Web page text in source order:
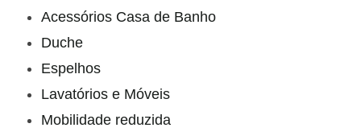
Acessórios Casa de Banho
Duche
Espelhos
Lavatórios e Móveis
Mobilidade reduzida